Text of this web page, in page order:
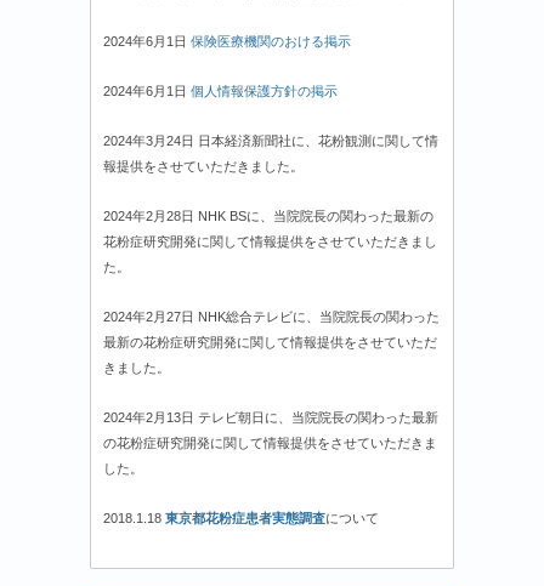
2024年6月1日 保険医療機関のおける掲示
2024年6月1日 個人情報保護方針の掲示
2024年3月24日 日本経済新聞社に、花粉観測に関して情
報提供をさせていただきました。
2024年2月28日 NHK BSに、当院院長の関わった最新の
花粉症研究開発に関して情報提供をさせていただきまし
た。
2024年2月27日 NHK総合テレビに、当院院長の関わった
最新の花粉症研究開発に関して情報提供をさせていただ
きました。
2024年2月13日 テレビ朝日に、当院院長の関わった最新
の花粉症研究開発に関して情報提供をさせていただきま
した。
2018.1.18 東京都花粉症患者実態調査について